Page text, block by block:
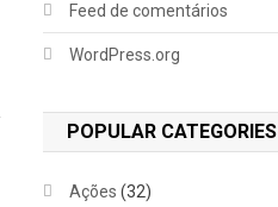
Feed de comentários
WordPress.org
POPULAR CATEGORIES
Ações (32)